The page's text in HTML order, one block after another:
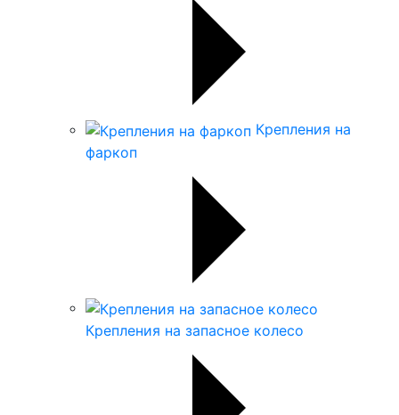
Крепления на
фаркоп
Крепления на запасное колесо